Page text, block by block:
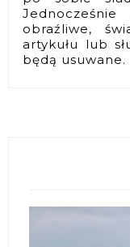
obraźliwe,
artykułu lub
będą usuwane.